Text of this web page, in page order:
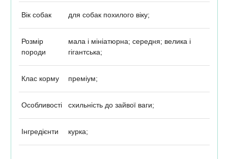
Вік собак для собак похилого віку;
Розмір
породи
мала і мініатюрна; середня; велика і
гігантська;
Клас корму преміум;
Особливості схильність до зайвої ваги;
Інгредієнти курка;